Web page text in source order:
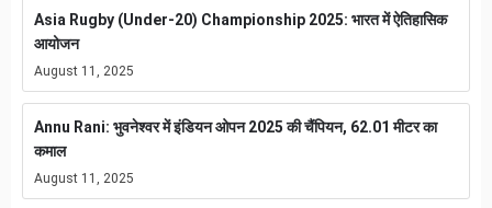
Asia Rugby (Under-20) Championship 2025: भारत में ऐतिहासिक
आयोजन
August 11, 2025
Annu Rani: भुवनेश्वर में इंडियन ओपन 2025 की चैंपियन, 62.01 मीटर का
कमाल
August 11, 2025